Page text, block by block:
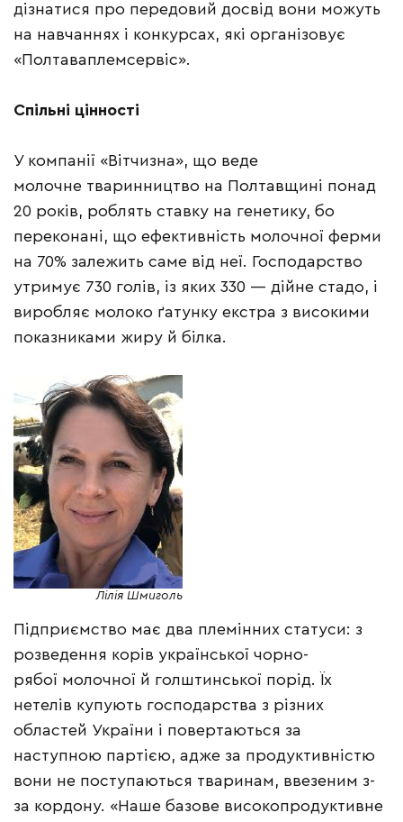
дізнатися про передовий досвід вони можуть
на навчаннях і конкурсах, які організовує
«Полтаваплемсервіс».
Спільні цінності
У компанії «Вітчизна», що веде
молочне тваринництво на Полтавщині понад
20 років, роблять ставку на генетику, бо
переконані, що ефективність молочної ферми
на 70% залежить саме від неї. Господарство
утримує 730 голів, із яких 330 — дійне стадо, і
виробляє молоко ґатунку екстра з високими
показниками жиру й білка.
Лілія Шмиголь
Підприємство має два племінних статуси: з
розведення корів української чорно-
рябої молочної й голштинської порід. Їх
нетелів купують господарства з різних
областей України і повертаються за
наступною партією, адже за продуктивністю
вони не поступаються тваринам, ввезеним з-
за кордону. «Наше базове високопродуктивне